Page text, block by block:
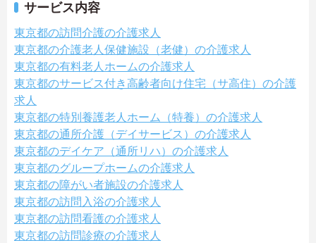
サービス内容
東京都の訪問介護の介護求人
東京都の介護老人保健施設（老健）の介護求人
東京都の有料老人ホームの介護求人
東京都のサービス付き高齢者向け住宅（サ高住）の介護
求人
東京都の特別養護老人ホーム（特養）の介護求人
東京都の通所介護（デイサービス）の介護求人
東京都のデイケア（通所リハ）の介護求人
東京都のグループホームの介護求人
東京都の障がい者施設の介護求人
東京都の訪問入浴の介護求人
東京都の訪問看護の介護求人
東京都の訪問診療の介護求人